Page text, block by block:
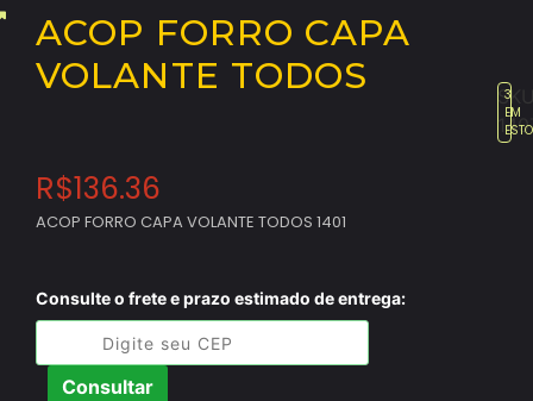
ACOP FORRO CAPA
VOLANTE TODOS
3
EM
R$136.36
ACOP FORRO CAPA VOLANTE TODOS 1401
Consulte o frete e prazo estimado de entrega:
Consultar